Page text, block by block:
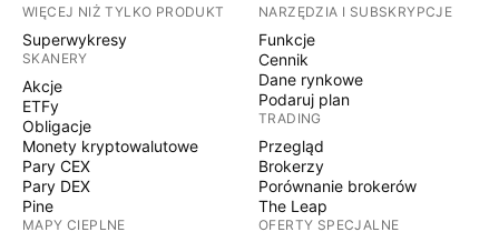
WIĘCEJ NIŻ TYLKO PRODUKT
Superwykresy
SKANERY
Akcje
ETFy
Obligacje
Monety kryptowalutowe
Pary CEX
Pary DEX
Pine
MAPY CIEPLNE
NARZĘDZIA I SUBSKRYPCJE
Funkcje
Cennik
Dane rynkowe
Podaruj plan
TRADING
Przegląd
Brokerzy
Porównanie brokerów
The Leap
OFERTY SPECJALNE